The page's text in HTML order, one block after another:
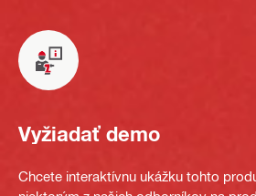
Vyžiadať demo
Chcete interaktívnu ukážku tohto